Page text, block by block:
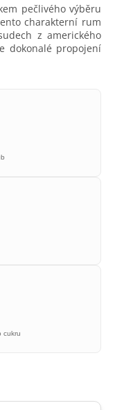
pečlivého výběru
charakterní rum
z amerického
dokonalé propojení
cukru